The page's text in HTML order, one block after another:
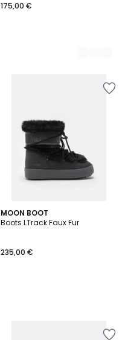
175,00 €
MOON BOOT
Boots LTrack Faux Fur
235,00 €